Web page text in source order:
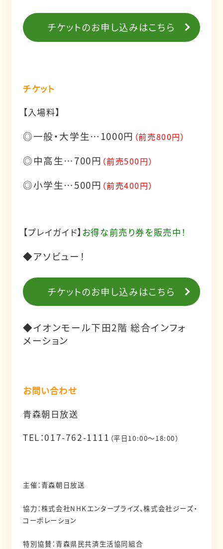
チケットのお申し込みはこちら
チケット
【入場料】
◎一般・大学生…1000円 （前売800円）
◎中高生…700円 （前売500円）
◎小学生…500円 （前売400円）
【プレイガイド】 お得な前売り券を販売中！
◆アソビュー！
チケットのお申し込みはこちら
◆イオンモール下田2階 総合インフォ
メーション
お問い合わせ
青森朝日放送
TEL：017-762-1111 （平日10:00～18:00）
主催：青森朝日放送
協力：株式会社NHKエンタープライズ、株式会社ジーズ・
コーポレーション
特別協賛：青森県民共済生活協同組合